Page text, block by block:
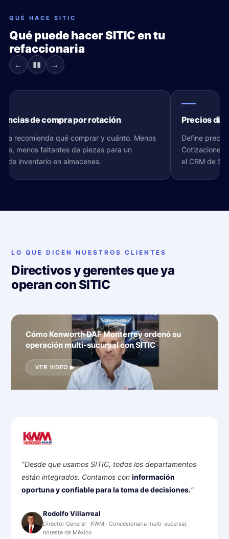
QUÉ HACE SITIC
Qué puede hacer SITIC en tu
refaccionaria
← ▮▮ →
de compra por rotación
recomienda qué comprar y cuánto. Menos
menos faltantes de piezas para un
de inventario en almacenes.
Precios
Define
Cotizaciones
el CRM de
LO QUE DICEN NUESTROS CLIENTES
Directivos y gerentes que ya
operan con SITIC
Cómo Kenworth DAF Monterrey ordenó su
operación multi-sucursal con SITIC
VER VIDEO ▶
Cómo Glezco enlazó su taller, refacciones y
ventas en un solo sistema
VER VIDEO ▶
todos los departamentos
con información
para la toma de decisiones."
· Concesionaria multi-sucursal,
"Con SITIC